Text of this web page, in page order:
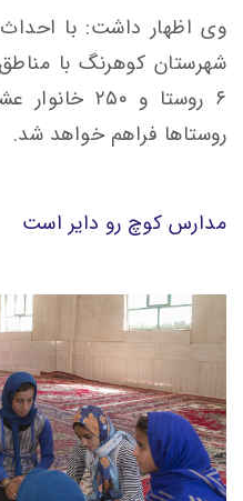
وی اظهار داشت: با
شهرستان کوهرنگ با
روستاها فراهم خواهد شد.
مدارس کوچ رو دایر است